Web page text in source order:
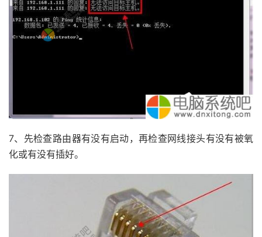
7、先检查路由器有没有启动，再检查网线接头有没有被氧
化或有没有插好。